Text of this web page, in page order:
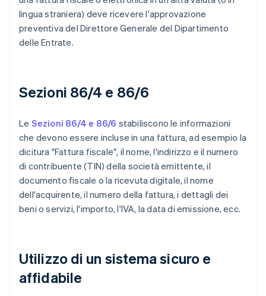
lingua straniera) deve ricevere l'approvazione
preventiva del Direttore Generale del Dipartimento
delle Entrate.
Sezioni 86/4 e 86/6
Le Sezioni 86/4 e 86/6 stabiliscono le informazioni
che devono essere incluse in una fattura, ad esempio la
dicitura "Fattura fiscale", il nome, l'indirizzo e il numero
di contribuente (TIN) della società emittente, il
documento fiscale o la ricevuta digitale, il nome
dell'acquirente, il numero della fattura, i dettagli dei
beni o servizi, l'importo, l'IVA, la data di emissione, ecc.
Utilizzo di un sistema sicuro e
affidabile